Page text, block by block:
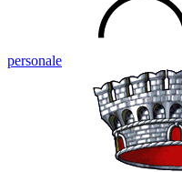
personale